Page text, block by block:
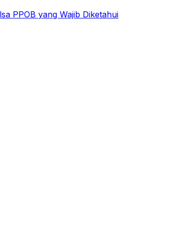
PPOB yang Wajib Diketahui